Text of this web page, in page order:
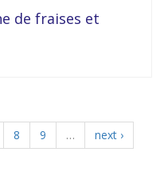
de fraises et
8 9 …
next ›